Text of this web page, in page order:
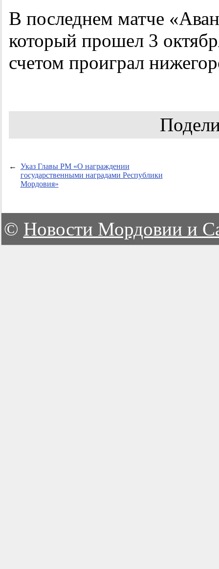
В последнем матче
который прошел 3
счетом проиграл
←
Указ Главы РМ «О награждении
государственными наградами Республики
Мордовия»
© Новости Мордовии и